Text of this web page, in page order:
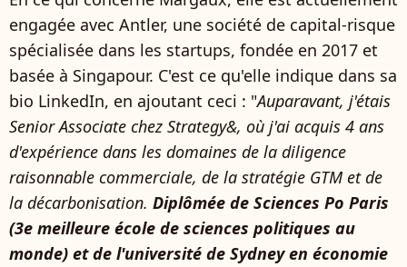
engagée avec Antler, une société de capital-risque
spécialisée dans les startups, fondée en 2017 et
basée à Singapour. C'est ce qu'elle indique dans sa
bio LinkedIn, en ajoutant ceci : "Auparavant, j'étais
Senior Associate chez Strategy&, où j'ai acquis 4 ans
d'expérience dans les domaines de la diligence
raisonnable commerciale, de la stratégie GTM et de
la décarbonisation. Diplômée de Sciences Po Paris
(3e meilleure école de sciences politiques au
monde) et de l'université de Sydney en économie